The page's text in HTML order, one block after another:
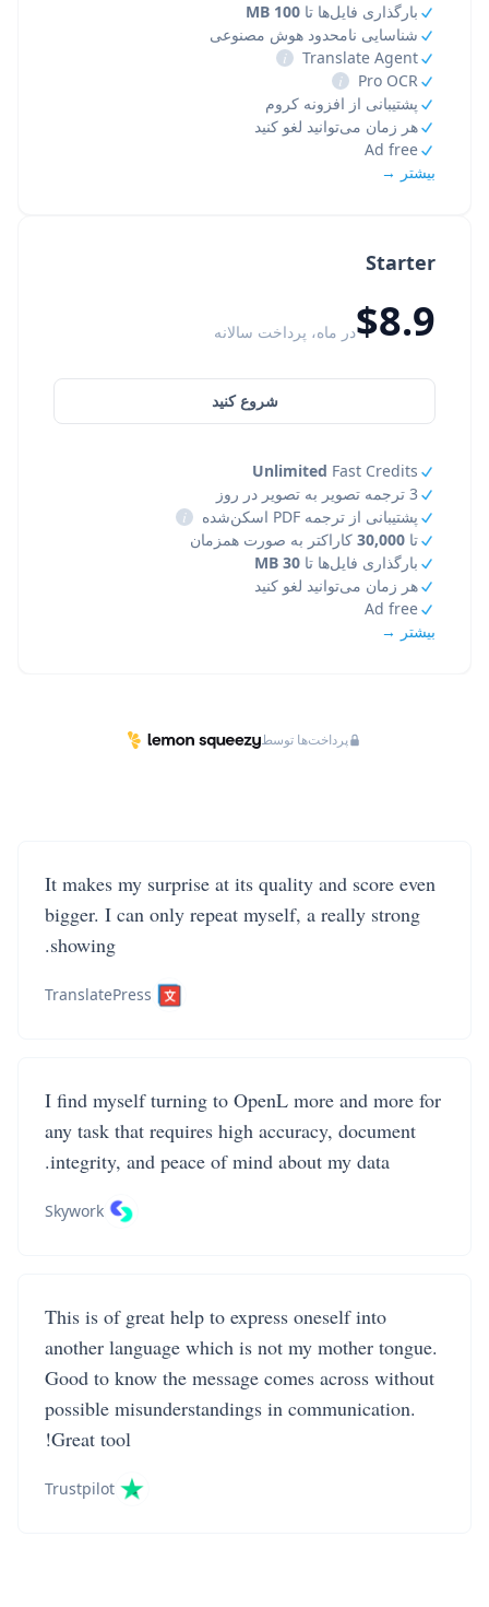
Starter
$8.9در ماه، پرداخت سالانه
شروع کنید
Unlimited Fast Credits
3 ترجمه تصویر به تصویر در روز
پشتیبانی از ترجمه PDF اسکن‌شده
i
تا 30,000 کاراکتر به صورت همزمان
بارگذاری فایل‌ها تا 30 MB
هر زمان می‌توانید لغو کنید
Ad free
بیشتر →
بارگذاری فایل‌ها تا 100 MB
شناسایی نامحدود هوش مصنوعی
Translate Agent
i
Pro OCR
i
پشتیبانی از افزونه کروم
هر زمان می‌توانید لغو کنید
Ad free
بیشتر →
پرداخت‌ها توسط
It makes my surprise at its quality and score even
bigger. I can only repeat myself, a really strong
showing.
TranslatePress
I find myself turning to OpenL more and more for
any task that requires high accuracy, document
integrity, and peace of mind about my data.
Skywork
This is of great help to express oneself into
another language which is not my mother tongue.
Good to know the message comes across without
possible misunderstandings in communication.
Great tool!
Trustpilot